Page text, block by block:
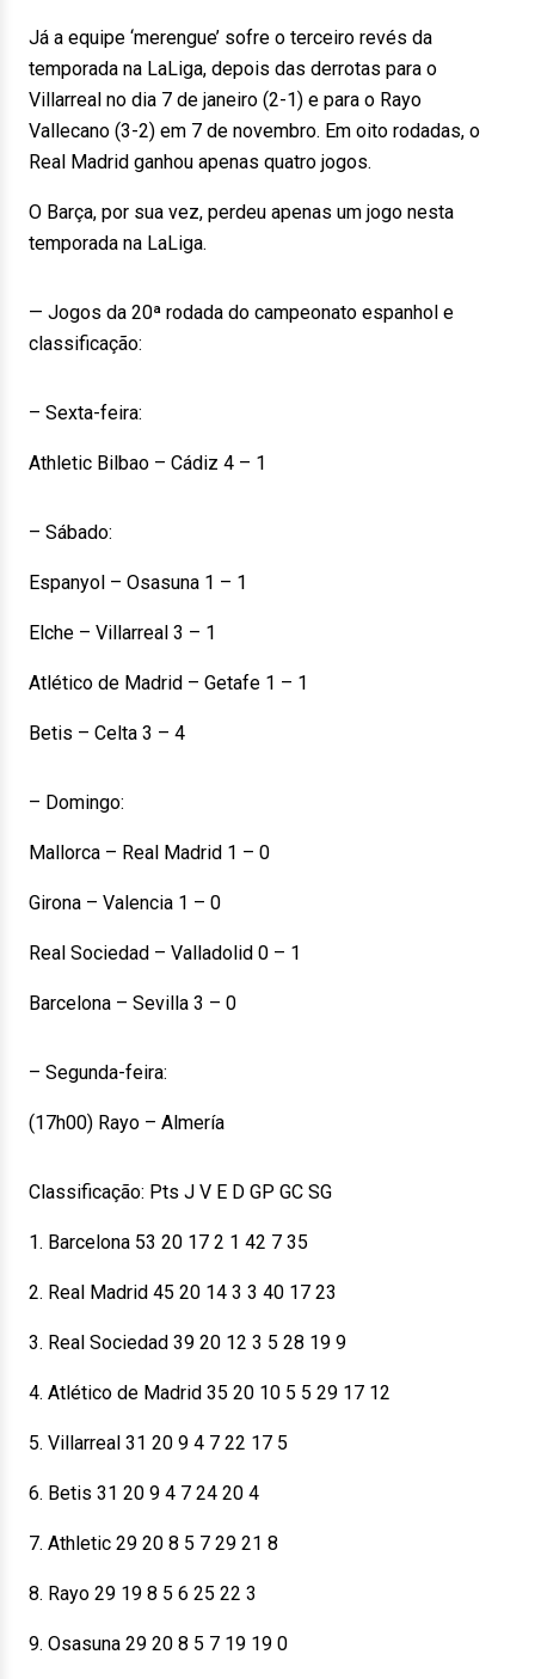
Já a equipe ‘merengue’ sofre o terceiro revés da
temporada na LaLiga, depois das derrotas para o
Villarreal no dia 7 de janeiro (2-1) e para o Rayo
Vallecano (3-2) em 7 de novembro. Em oito rodadas, o
Real Madrid ganhou apenas quatro jogos.
O Barça, por sua vez, perdeu apenas um jogo nesta
temporada na LaLiga.
— Jogos da 20ª rodada do campeonato espanhol e
classificação:
– Sexta-feira:
Athletic Bilbao – Cádiz 4 – 1
– Sábado:
Espanyol – Osasuna 1 – 1
Elche – Villarreal 3 – 1
Atlético de Madrid – Getafe 1 – 1
Betis – Celta 3 – 4
– Domingo:
Mallorca – Real Madrid 1 – 0
Girona – Valencia 1 – 0
Real Sociedad – Valladolid 0 – 1
Barcelona – Sevilla 3 – 0
– Segunda-feira:
(17h00) Rayo – Almería
Classificação: Pts J V E D GP GC SG
1. Barcelona 53 20 17 2 1 42 7 35
2. Real Madrid 45 20 14 3 3 40 17 23
3. Real Sociedad 39 20 12 3 5 28 19 9
4. Atlético de Madrid 35 20 10 5 5 29 17 12
5. Villarreal 31 20 9 4 7 22 17 5
6. Betis 31 20 9 4 7 24 20 4
7. Athletic 29 20 8 5 7 29 21 8
8. Rayo 29 19 8 5 6 25 22 3
9. Osasuna 29 20 8 5 7 19 19 0